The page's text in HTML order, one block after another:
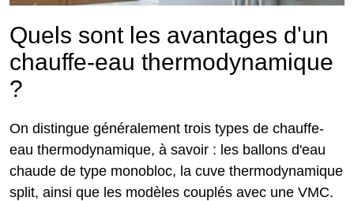
Quels sont les avantages d'un
chauffe-eau thermodynamique
?
On distingue généralement trois types de chauffe-
eau thermodynamique, à savoir : les ballons d'eau
chaude de type monobloc, la cuve thermodynamique
split, ainsi que les modèles couplés avec une VMC.